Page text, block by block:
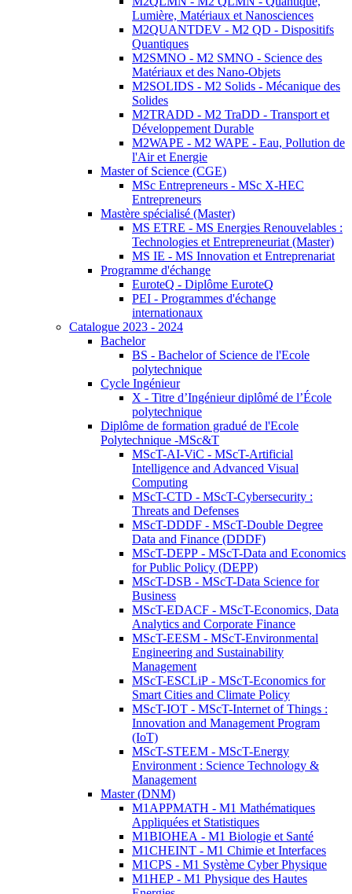
Lumière, Matériaux et Nanosciences
M2QUANTDEV - M2 QD - Dispositifs
Quantiques
M2SMNO - M2 SMNO - Science des
Matériaux et des Nano-Objets
M2SOLIDS - M2 Solids - Mécanique des
Solides
M2TRADD - M2 TraDD - Transport et
Développement Durable
M2WAPE - M2 WAPE - Eau, Pollution de
l'Air et Energie
Master of Science (CGE)
MSc Entrepreneurs - MSc X-HEC
Entrepreneurs
Mastère spécialisé (Master)
MS ETRE - MS Energies Renouvelables :
Technologies et Entrepreneuriat (Master)
MS IE - MS Innovation et Entreprenariat
Programme d'échange
EuroteQ - Diplôme EuroteQ
PEI - Programmes d'échange
internationaux
Catalogue 2023 - 2024
Bachelor
BS - Bachelor of Science de l'Ecole
polytechnique
Cycle Ingénieur
X - Titre d’Ingénieur diplômé de l’École
polytechnique
Diplôme de formation gradué de l'Ecole
Polytechnique -MSc&T
MScT-AI-ViC - MScT-Artificial
Intelligence and Advanced Visual
Computing
MScT-CTD - MScT-Cybersecurity :
Threats and Defenses
MScT-DDDF - MScT-Double Degree
Data and Finance (DDDF)
MScT-DEPP - MScT-Data and Economics
for Public Policy (DEPP)
MScT-DSB - MScT-Data Science for
Business
MScT-EDACF - MScT-Economics, Data
Analytics and Corporate Finance
MScT-EESM - MScT-Environmental
Engineering and Sustainability
Management
MScT-ESCLiP - MScT-Economics for
Smart Cities and Climate Policy
MScT-IOT - MScT-Internet of Things :
Innovation and Management Program
(IoT)
MScT-STEEM - MScT-Energy
Environment : Science Technology &
Management
Master (DNM)
M1APPMATH - M1 Mathématiques
Appliquées et Statistiques
M1BIOHEA - M1 Biologie et Santé
M1CHEINT - M1 Chimie et Interfaces
M1CPS - M1 Système Cyber Physique
M1HEP - M1 Physique des Hautes